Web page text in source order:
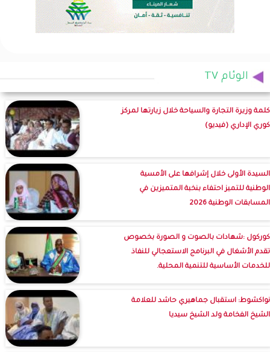
الوئام TV
كلمة وزيرة التجارة والسياحة خلال زيارتها لمركز
كوري الإداري (فيديو)
السيدة الأولى خلال إشرافها على الأمسية
الوطنية للتميز احتفاء بنخبة المتميزين في
المسابقات الوطنية 2026
كوركول :شهادات بالصوت و الصورة بخصوص
تقدم الأشغال في البرنامج الاستعجالي للنفاذ
للخدمات الأساسية للتنمية المحلية.
نواكشوط: استقبال جماهيري حاشد للعلامة
الشيخ الفخامة ولد الشيخ سيديا